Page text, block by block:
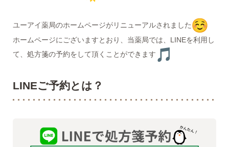
ユーアイ薬局のホームページがリニューアルされました
ホームページにございますとおり、当薬局では、LINEを利用し
て、処方箋の予約をして頂くことができます
LINEご予約とは？